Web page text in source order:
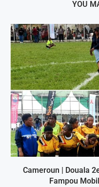
YOU
Cameroun | Douala
Fampou